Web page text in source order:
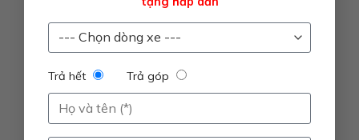
Trả hết Trả góp